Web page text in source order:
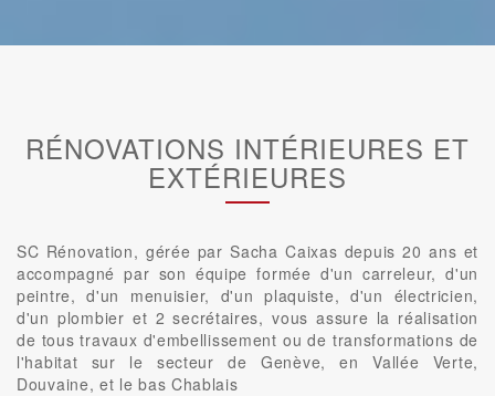
RÉNOVATIONS INTÉRIEURES ET
EXTÉRIEURES
SC Rénovation, gérée par Sacha Caixas depuis 20 ans et
accompagné par son équipe formée d'un carreleur, d'un
peintre, d'un menuisier, d'un plaquiste, d'un électricien,
d'un plombier et 2 secrétaires, vous assure la réalisation
de tous travaux d'embellissement ou de transformations de
l'habitat sur le secteur de Genève, en Vallée Verte,
Douvaine, et le bas Chablais